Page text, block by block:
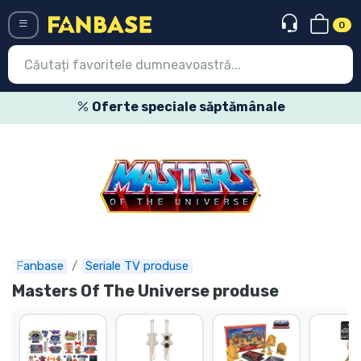
0
Oferte speciale săptămânale
Fanbase Seriale TV produse
Masters Of The Universe produse
Expres
Precomenzi
Outlet produse